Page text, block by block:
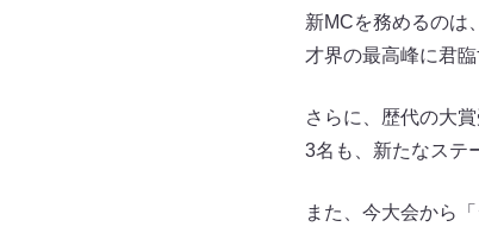
新MCを務めるのは
才界の最高峰に君
さらに、歴代の大
3名も、新たなステ
また、今大会から